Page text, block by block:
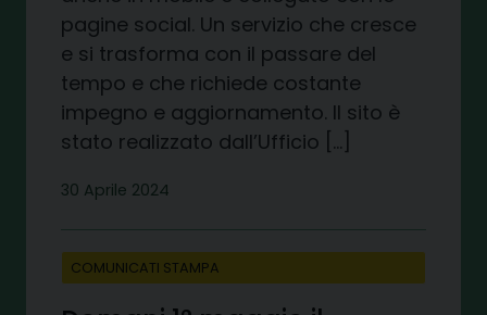
pagine social. Un servizio che cresce
e si trasforma con il passare del
tempo e che richiede costante
impegno e aggiornamento. Il sito è
stato realizzato dall’Ufficio […]
30 Aprile 2024
COMUNICATI STAMPA